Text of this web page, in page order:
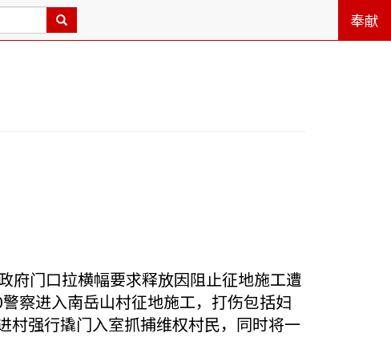
奉献
府门口拉横幅要求释放因阻止征地施工遭
察进入南岳山村征地施工，打伤包括妇
村强行撬门入室抓捕维权村民，同时将一